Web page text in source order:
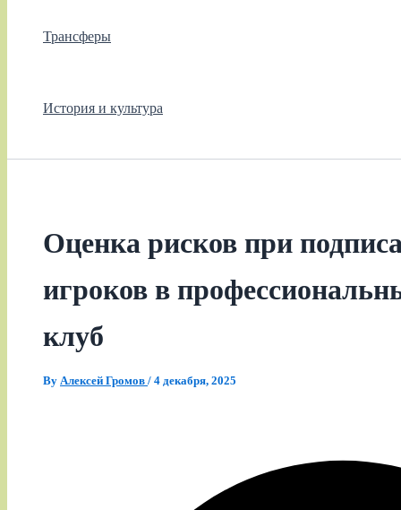
Трансферы
История и культура
Оценка рисков при
игроков в
клуб
By Алексей Громов / 4 декабря, 2025